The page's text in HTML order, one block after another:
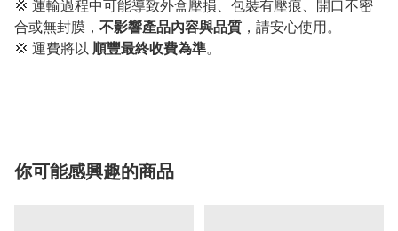
💢 運輸過程中可能導致外盒壓損、包裝有壓痕、開口不密
合或無封膜， 不影響產品內容與品質 ，請安心使用。
💢 運費將以 順豐最終收費為準。
你可能感興趣的商品